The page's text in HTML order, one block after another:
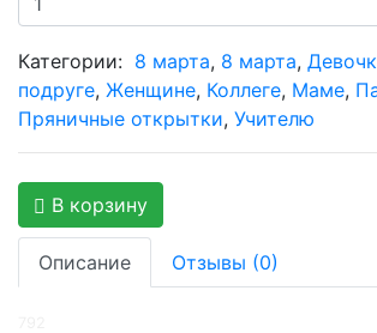
Категории: 8 марта, 8 марта,
подруге, Женщине, Коллеге, Маме,
Пряничные открытки, Учителю
В корзину
Описание Отзывы (0)